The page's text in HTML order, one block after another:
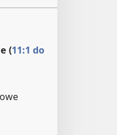
(11:1 do